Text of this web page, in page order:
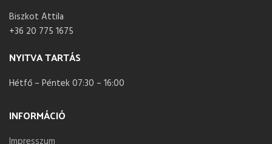
Biszkot Attila
+36 20 775 1675
NYITVA TARTÁS
Hétfő – Péntek 07:30 – 16:00
INFORMÁCIÓ